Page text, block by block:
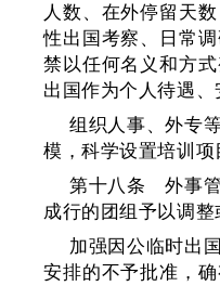
人数、在外停留天
性出国考察、日常
禁以任何名义和方
出国作为个人待遇
组织人事、外专
模，科学设置培训
第十八条 外事管
成行的团组予以调整
加强因公临时出
安排的不予批准，